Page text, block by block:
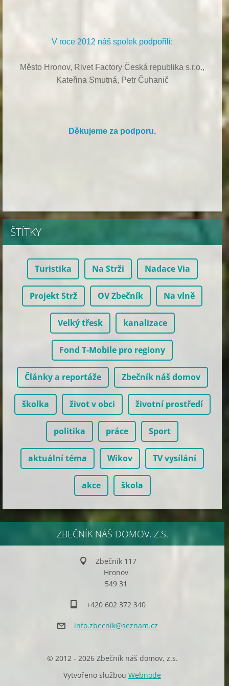
V roce 2012 náš spolek podpořili:
Město Hronov, Rivet Factory Česká republika s.r.o.,
Kateřina Smutná, Petr Čuhanič
Děkujeme za podporu.
ŠTÍTKY
Turistika Na Strži Nadace Via
Projekt Strž OV Zbečník Na vlně
Velký třesk kanalizace
Fond T-Mobile pro regiony
Články a reportáže Zbečník náš domov
školka život v obci životní prostředí
politika práce Sport
aktuální téma Wikov TV vysílání
akce škola
ZBEČNÍK NÁŠ DOMOV, Z.S.
Zbečník 117
Hronov
549 31
+420 602 372 340
info.zbecnik@seznam.cz
© 2012 - 2026 Zbečník náš domov, z.s.
Vytvořeno službouWebnode